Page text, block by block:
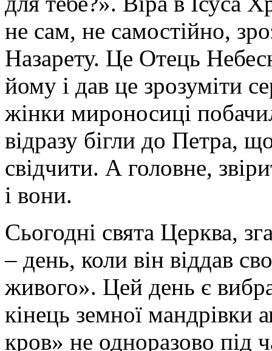
не сам, не самостійно,
Назарету. Це Отець
йому і дав це зрозуміти
жінки мироносиці
відразу бігли до Петра,
свідчити. А головне,
і вони.
Сьогодні свята Церква,
– день, коли він віддав
живого». Цей день є
кінець земної мандрівки
кров» не одноразово під